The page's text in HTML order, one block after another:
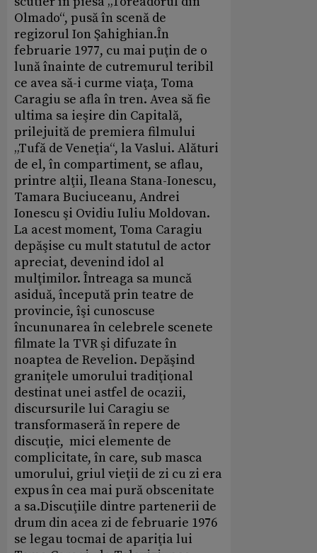
Olmado“, pusă în scenă de
regizorul Ion Şahighian.În
februarie 1977, cu mai puţin de o
lună înainte de cutremurul teribil
ce avea să-i curme viaţa, Toma
Caragiu se afla în tren. Avea să fie
ultima sa ieşire din Capitală,
prilejuită de premiera filmului
„Tufă de Veneţia“, la Vaslui. Alături
de el, în compartiment, se aflau,
printre alţii, Ileana Stana-Ionescu,
Tamara Buciuceanu, Andrei
Ionescu şi Ovidiu Iuliu Moldovan.
La acest moment, Toma Caragiu
depăşise cu mult statutul de actor
apreciat, devenind idol al
mulţimilor. Întreaga sa muncă
asiduă, începută prin teatre de
provincie, îşi cunoscuse
încununarea în celebrele scenete
filmate la TVR şi difuzate în
noaptea de Revelion. Depăşind
graniţele umorului tradiţional
destinat unei astfel de ocazii,
discursurile lui Caragiu se
transformaseră în repere de
discuţie, mici elemente de
complicitate, în care, sub masca
umorului, griul vieţii de zi cu zi era
expus în cea mai pură obscenitate
a sa.Discuţiile dintre partenerii de
drum din acea zi de februarie 1976
se legau tocmai de apariţia lui